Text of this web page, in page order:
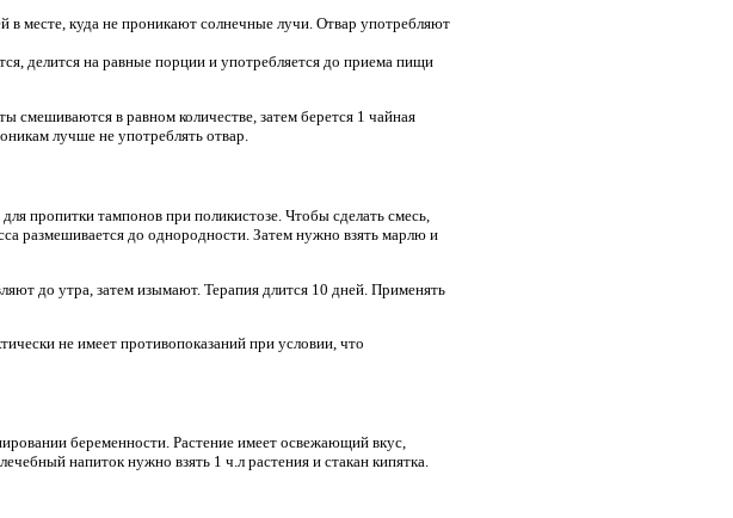
в месте, куда не проникают солнечные лучи. Отвар употребляют
делится на равные порции и употребляется до приема пищи
смешиваются в равном количестве, затем берется 1 чайная
лучше не употреблять отвар.
пропитки тампонов при поликистозе. Чтобы сделать смесь,
размешивается до однородности. Затем нужно взять марлю и
до утра, затем изымают. Терапия длится 10 дней. Применять
не имеет противопоказаний при условии, что
беременности. Растение имеет освежающий вкус,
напиток нужно взять 1 ч.л растения и стакан кипятка.